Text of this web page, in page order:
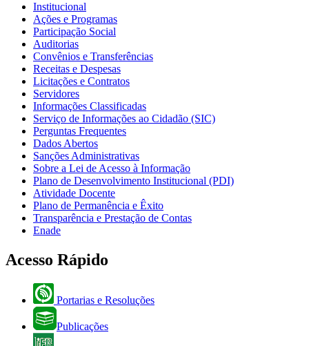
Institucional
Ações e Programas
Participação Social
Auditorias
Convênios e Transferências
Receitas e Despesas
Licitações e Contratos
Servidores
Informações Classificadas
Serviço de Informações ao Cidadão (SIC)
Perguntas Frequentes
Dados Abertos
Sanções Administrativas
Sobre a Lei de Acesso à Informação
Plano de Desenvolvimento Institucional (PDI)
Atividade Docente
Plano de Permanência e Êxito
Transparência e Prestação de Contas
Enade
Acesso Rápido
Portarias e Resoluções
Publicações